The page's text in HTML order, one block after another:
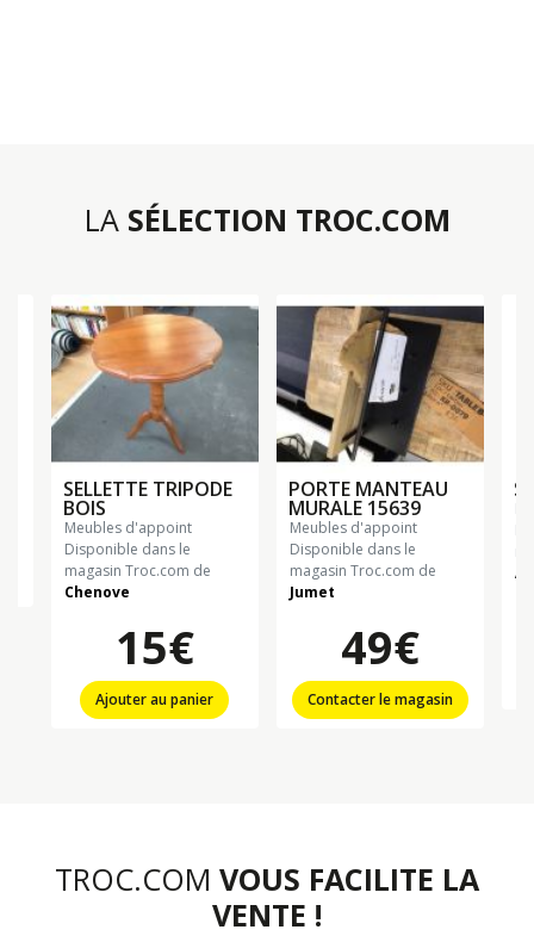
LA SÉLECTION TROC.COM
SELLETTE TRIPODE
BOIS
meubles d'appoint
Disponible dans le
magasin Troc.com de
Chenove
15€
Ajouter au panier
PORTE MANTEAU
MURALE 15639
meubles d'appoint
Disponible dans le
magasin Troc.com de
Jumet
49€
Contacter le magasin
TROC.COM VOUS FACILITE LA
VENTE !